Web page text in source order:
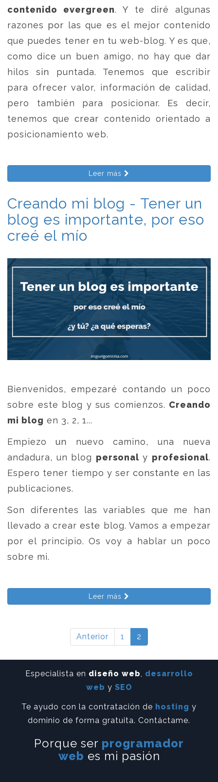
contenido evergreen. Y te diré algunas
razones por las que es el mejor contenido
que puedes tener en tu web-blog. Y es que,
como dice un buen amigo, no hay que dar
hilos sin puntada. Tenemos que escribir
para ofrecer valor, información de calidad,
pero también para posicionar. Es decir,
tenemos que crear contenido orientado a
posicionamiento web.
Leer más
Creando mi blog - Tener un
blog es importante, por eso
creé el mío
Bienvenidos, empezaré contando un poco
sobre este blog y sus comienzos. Creando
mi blog en 3, 2, 1...
Empiezo un nuevo camino, una nueva
andadura, un blog personal y profesional.
Espero tener tiempo y ser constante en las
publicaciones.
Son diferentes las variables que me han
llevado a crear este blog. Vamos a empezar
por el principio. Os voy a hablar un poco
sobre mi.
Leer más
Anterior 1 2
Especialista en diseño web
desarrollo
web y SEO
Te ayudo con la contratación de hosting y
dominio de forma gratuita. Contáctame.
Porque ser programador
web es mi pasión